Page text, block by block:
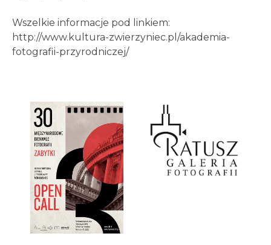
Wszelkie informacje pod linkiem:
http://www.kultura-zwierzyniec.pl/akademia-
fotografii-przyrodniczej/